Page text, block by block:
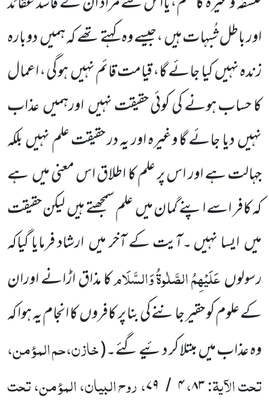
اور باطل شُبہات ہیں ،جیسے وہ کہتے تھے کہ ہمیںدوبارہ
زندہ نہیںکیا جائے گا، قیامت قائم نہیںہو گی ، اعمال
کا حساب ہونے کی کوئی حقیقت نہیںاورہمیںعذاب
نہیںدیا جائے گا وغیرہ اور یہ در حقیقت علم نہیںبلکہ
جہالت ہے اور اس پر علم کا اطلاق اس معنی میںہے
کہ کافر اسے اپنے گمان میںعلم سمجھتے ہیںلیکن حقیقت
میںایسا نہیں ۔آیت کے آخر میںارشاد فرمایا گیاکہ
رسولوںعَلَیْہِمُ الصَّلٰوۃُ وَالسَّلَامکا مذاق اڑانے اوران
کے علوم کو حقیر جاننے کی بنا پر کافروںکا انجام یہ ہوا کہ
وہ عذاب میںمبتلا کر دئیے گئے۔(خازن، حم المؤمن،
تحت الآیۃ:۸۳،۴ / ۷۹، روح البیان، المؤمن، تحت